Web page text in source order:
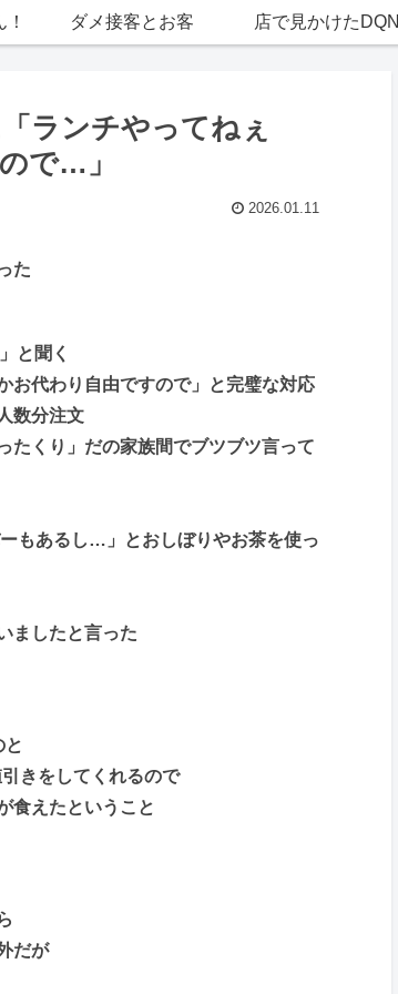
ダメ接客とお客 店で見かけたDQN
ランチやってねぇ
で…」
2026.01.11
た
と聞く
お代わり自由ですので」と完璧な対応
数分注文
たくり」だの家族間でブツブツ言って
もあるし…」とおしぼりやお茶を使っ
ましたと言った
と
きをしてくれるので
食えたということ
だが